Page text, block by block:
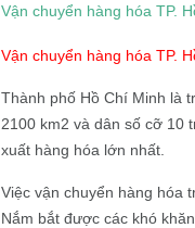
Vận chuyển hàng hóa TP.
Vận chuyển hàng hóa TP.
Thành phố Hồ Chí Minh là
2100 km2 và dân số cỡ 10
xuất hàng hóa lớn nhất.
Việc vận chuyển hàng hóa
Nắm bắt được các khó